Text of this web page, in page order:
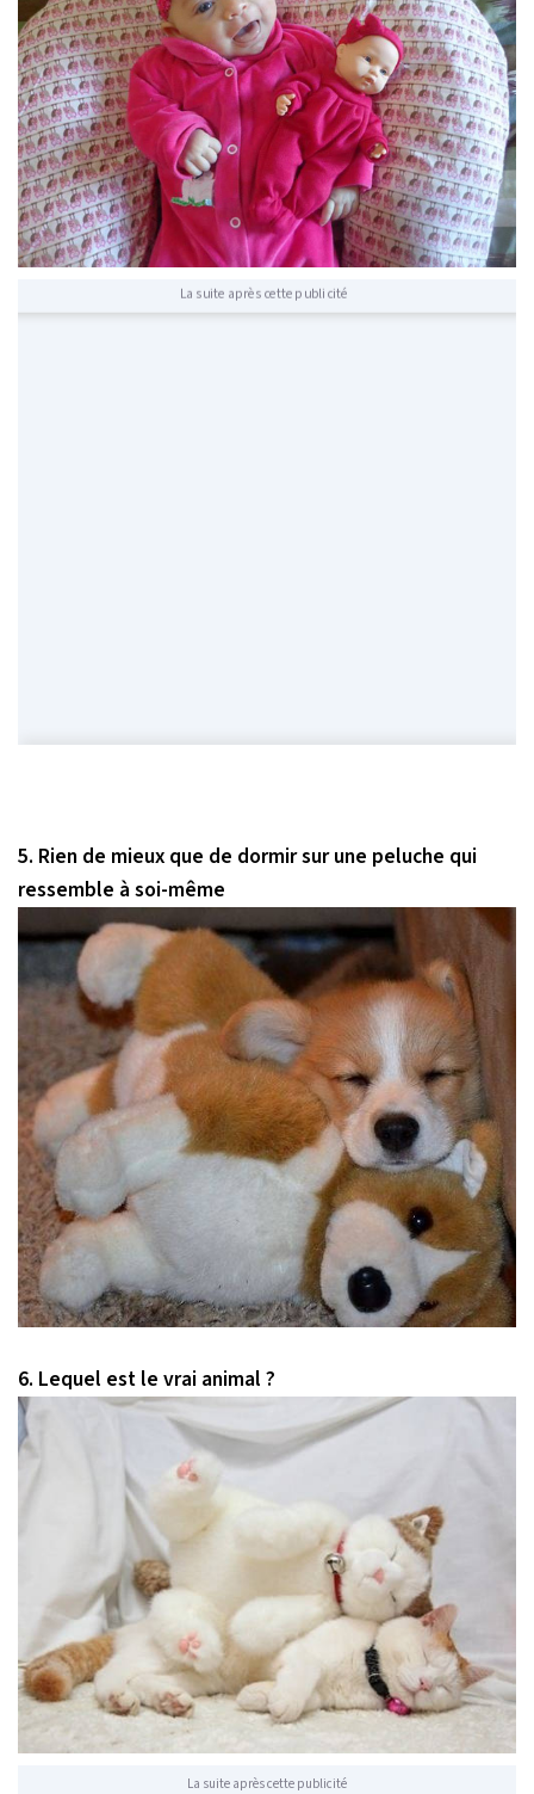
La suite après cette publicité
5. Rien de mieux que de dormir sur une peluche qui
ressemble à soi-même
6. Lequel est le vrai animal ?
La suite après cette publicité